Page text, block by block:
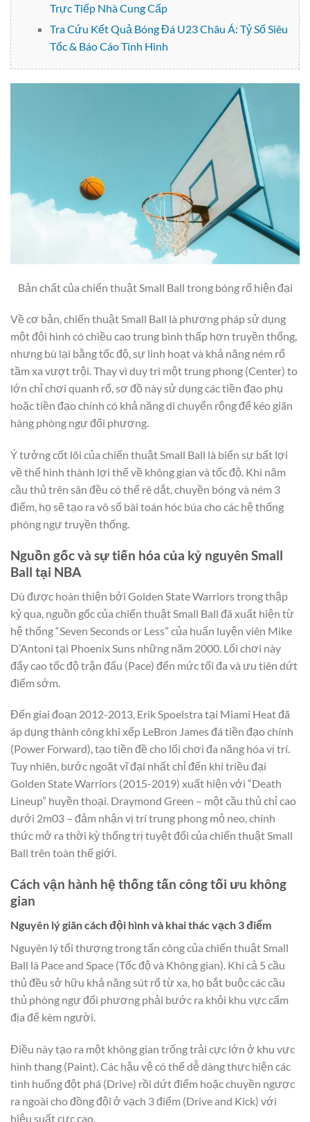
Trực Tiếp Nhà Cung Cấp
Tra Cứu Kết Quả Bóng Đá U23 Châu Á: Tỷ Số Siêu
Tốc & Báo Cáo Tình Hình
Bản chất của chiến thuật Small Ball trong bóng rổ hiện đại
Về cơ bản, chiến thuật Small Ball là phương pháp sử dụng
một đội hình có chiều cao trung bình thấp hơn truyền thống,
nhưng bù lại bằng tốc độ, sự linh hoạt và khả năng ném rổ
tầm xa vượt trội. Thay vì duy trì một trung phong (Center) to
lớn chỉ chơi quanh rổ, sơ đồ này sử dụng các tiền đạo phụ
hoặc tiền đạo chính có khả năng di chuyển rộng để kéo giãn
hàng phòng ngự đối phương.
Ý tưởng cốt lõi của chiến thuật Small Ball là biến sự bất lợi
về thể hình thành lợi thế về không gian và tốc độ. Khi năm
cầu thủ trên sân đều có thể rê dắt, chuyền bóng và ném 3
điểm, họ sẽ tạo ra vô số bài toán hóc búa cho các hệ thống
phòng ngự truyền thống.
Nguồn gốc và sự tiến hóa của kỷ nguyên Small
Ball tại NBA
Dù được hoàn thiện bởi Golden State Warriors trong thập
kỷ qua, nguồn gốc của chiến thuật Small Ball đã xuất hiện từ
hệ thống “Seven Seconds or Less” của huấn luyện viên Mike
D’Antoni tại Phoenix Suns những năm 2000. Lối chơi này
đẩy cao tốc độ trận đấu (Pace) đến mức tối đa và ưu tiên dứt
điểm sớm.
Đến giai đoạn 2012-2013, Erik Spoelstra tại Miami Heat đã
áp dụng thành công khi xếp LeBron James đá tiền đạo chính
(Power Forward), tạo tiền đề cho lối chơi đa năng hóa vị trí.
Tuy nhiên, bước ngoặt vĩ đại nhất chỉ đến khi triều đại
Golden State Warriors (2015-2019) xuất hiện với “Death
Lineup” huyền thoại. Draymond Green – một cầu thủ chỉ cao
dưới 2m03 – đảm nhận vị trí trung phong mỏ neo, chính
thức mở ra thời kỳ thống trị tuyệt đối của chiến thuật Small
Ball trên toàn thế giới.
Cách vận hành hệ thống tấn công tối ưu không
gian
Nguyên lý giãn cách đội hình và khai thác vạch 3 điểm
Nguyên lý tối thượng trong tấn công của chiến thuật Small
Ball là Pace and Space (Tốc độ và Không gian). Khi cả 5 cầu
thủ đều sở hữu khả năng sút rổ từ xa, họ bắt buộc các cầu
thủ phòng ngự đối phương phải bước ra khỏi khu vực cấm
địa để kèm người.
Điều này tạo ra một không gian trống trải cực lớn ở khu vực
hình thang (Paint). Các hậu vệ có thể dễ dàng thực hiện các
tình huống đột phá (Drive) rồi dứt điểm hoặc chuyền ngược
ra ngoài cho đồng đội ở vạch 3 điểm (Drive and Kick) với
hiệu suất cực cao.